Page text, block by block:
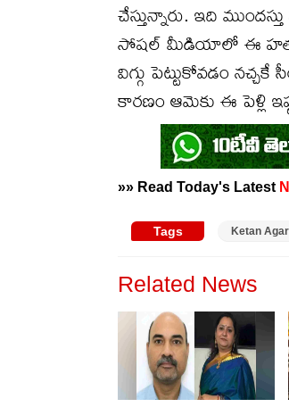
చేస్తున్నారు. ఇది
సోషల్ మీడియాలో ఈ హత్యకు
విగ్గు పెట్టుకోవడం
కారణం ఆమెకు ఈ పెళ్లి
»» Read Today's Latest
Tags Ketan
Related News